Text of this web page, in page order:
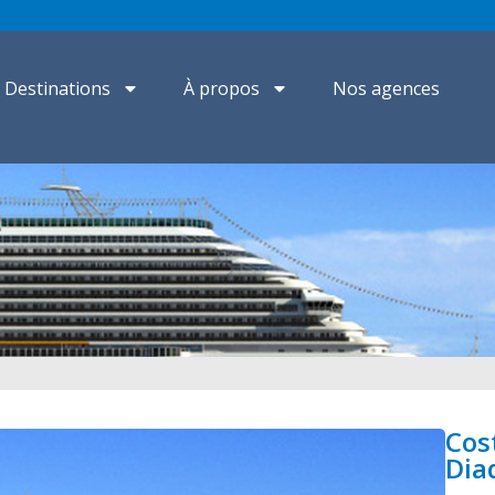
Destinations À propos Nos agences